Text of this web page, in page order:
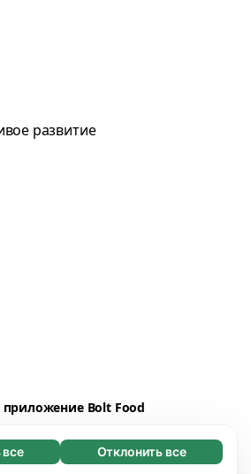
(65)
Отклонить все
развитие
приложение Bolt Food